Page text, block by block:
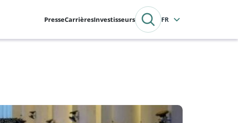
PresseCarrièresInvestisseurs Français